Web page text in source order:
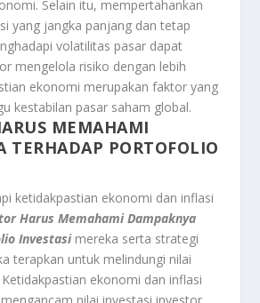
Selain itu, mempertahankan
yang jangka panjang dan tetap
volatilitas pasar dapat
mengelola risiko dengan lebih
ekonomi merupakan faktor yang
kestabilan pasar saham global.
MEMAHAMI
TERHADAP PORTOFOLIO
ketidakpastian ekonomi dan inflasi
Harus Memahami Dampaknya
Investasimereka serta strategi
terapkan untuk melindungi nilai
ekonomi dan inflasi